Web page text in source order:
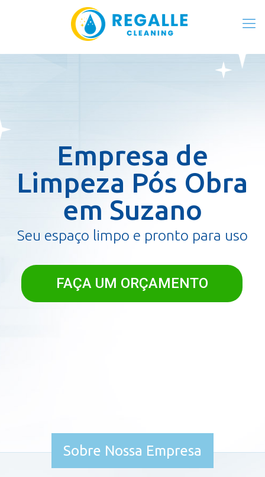
FAÇA UM ORÇAMENTO
Empresa de
Limpeza Pós Obra
em Suzano
Seu espaço limpo e pronto para uso
Sobre Nossa Empresa